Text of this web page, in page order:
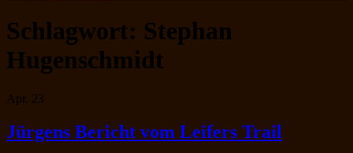
Schlagwort: Stephan
Hugenschmidt
Apr. 23
Jürgens Bericht vom Leifers Trail